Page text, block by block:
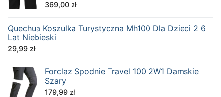
369,00 zł
Quechua Koszulka Turystyczna Mh100 Dla Dzieci 2 6
Lat Niebieski
29,99 zł
Forclaz Spodnie Travel 100 2W1 Damskie
Szary
179,99 zł